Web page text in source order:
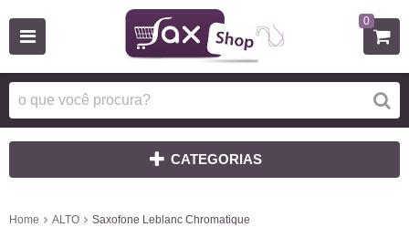
0
CATEGORIAS
Home ALTO Saxofone Leblanc Chromatique